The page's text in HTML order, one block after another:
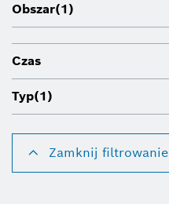
Obszar(1)
Czas
Typ(1)
Zamknij filtrowanie